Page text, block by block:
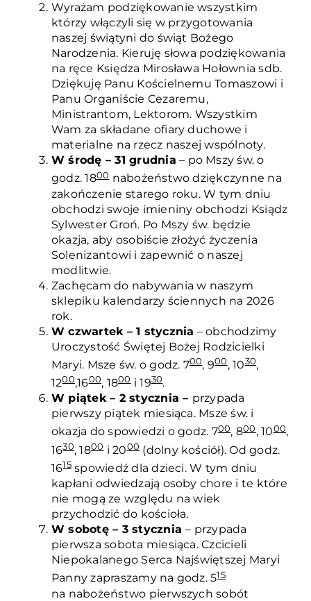
Wyrażam podziękowanie wszystkim
którzy włączyli się w przygotowania
naszej świątyni do świąt Bożego
Narodzenia. Kieruję słowa podziękowania
na ręce Księdza Mirosława Hołownia sdb.
Dziękuję Panu Kościelnemu Tomaszowi i
Panu Organiście Cezaremu,
Ministrantom, Lektorom. Wszystkim
Wam za składane ofiary duchowe i
materialne na rzecz naszej wspólnoty.
W środę – 31 grudnia – po Mszy św. o
godz. 1800nabożeństwo dziękczynne na
zakończenie starego roku. W tym dniu
obchodzi swoje imieniny obchodzi Ksiądz
Sylwester Groń. Po Mszy św. będzie
okazja, aby osobiście złożyć życzenia
Solenizantowi i zapewnić o naszej
modlitwie.
Zachęcam do nabywania w naszym
sklepiku kalendarzy ściennych na 2026
rok.
W czwartek – 1 stycznia – obchodzimy
Uroczystość Świętej Bożej Rodzicielki
Maryi. Msze św. o godz. 700, 900, 1030,
1200,1600, 1800i 1930.
W piątek – 2 stycznia – przypada
pierwszy piątek miesiąca. Msze św. i
okazja do spowiedzi o godz. 700, 800, 1000,
1630, 1800i 2000 (dolny kościół). Od godz.
1615spowiedź dla dzieci. W tym dniu
kapłani odwiedzają osoby chore i te które
nie mogą ze względu na wiek
przychodzić do kościoła.
W sobotę – 3 stycznia– przypada
pierwsza sobota miesiąca. Czcicieli
Niepokalanego Serca Najświętszej Maryi
Panny zapraszamy na godz. 515
na nabożeństwo pierwszych sobót